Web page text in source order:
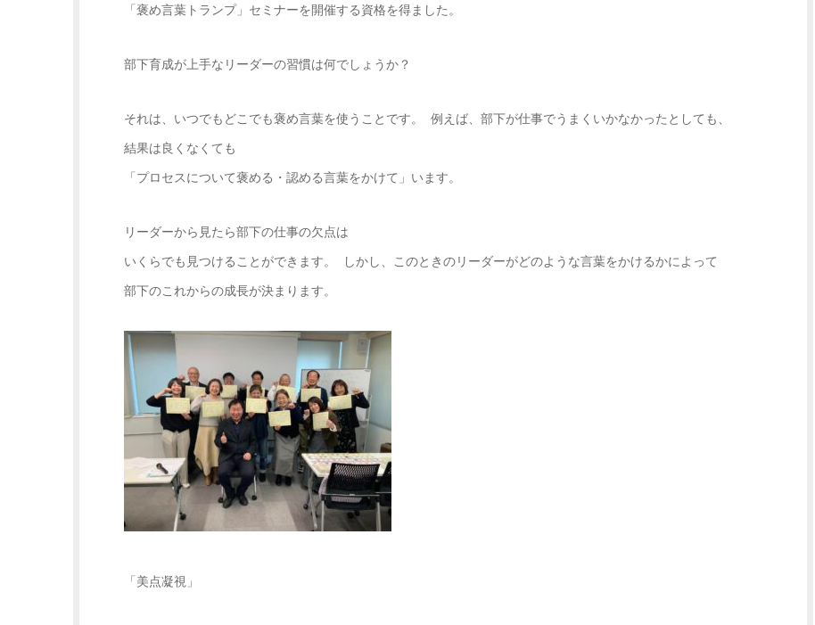
「褒め言葉トランプ」セミナーを開催する資格を得ました。
部下育成が上手なリーダーの習慣は何でしょうか？
それは、いつでもどこでも褒め言葉を使うことです。 例えば、部下が仕事でうまくいかなかったとしても、
結果は良くなくても
「プロセスについて褒める・認める言葉をかけて」います。
リーダーから見たら部下の仕事の欠点は
いくらでも見つけることができます。 しかし、このときのリーダーがどのような言葉をかけるかによって
部下のこれからの成長が決まります。
「美点凝視」